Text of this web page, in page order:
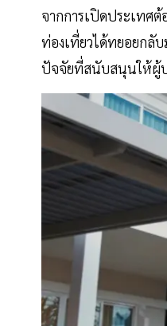
จากการเปิดประเทศ
ท่องเที่ยวได้ทยอยกลั
ปัจจัยที่สนับสนุนให้ผู้บ